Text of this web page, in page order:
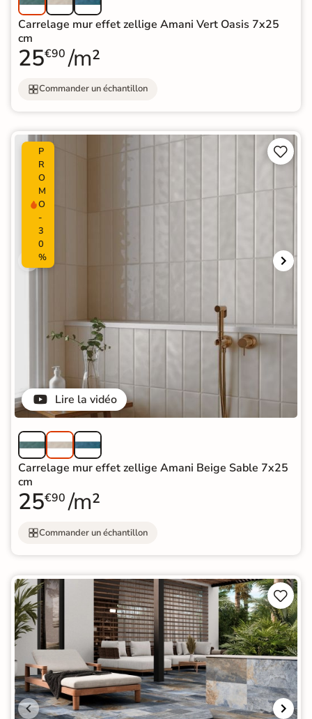
Carrelage mur effet zellige Amani Vert Oasis 7x25
cm
25€90 /m²
Commander un échantillon
Lire la vidéo
P
R
O
M
O
-
3
0
%


Carrelage mur effet zellige Amani Beige Sable 7x25
cm
25€90 /m²
Commander un échantillon

